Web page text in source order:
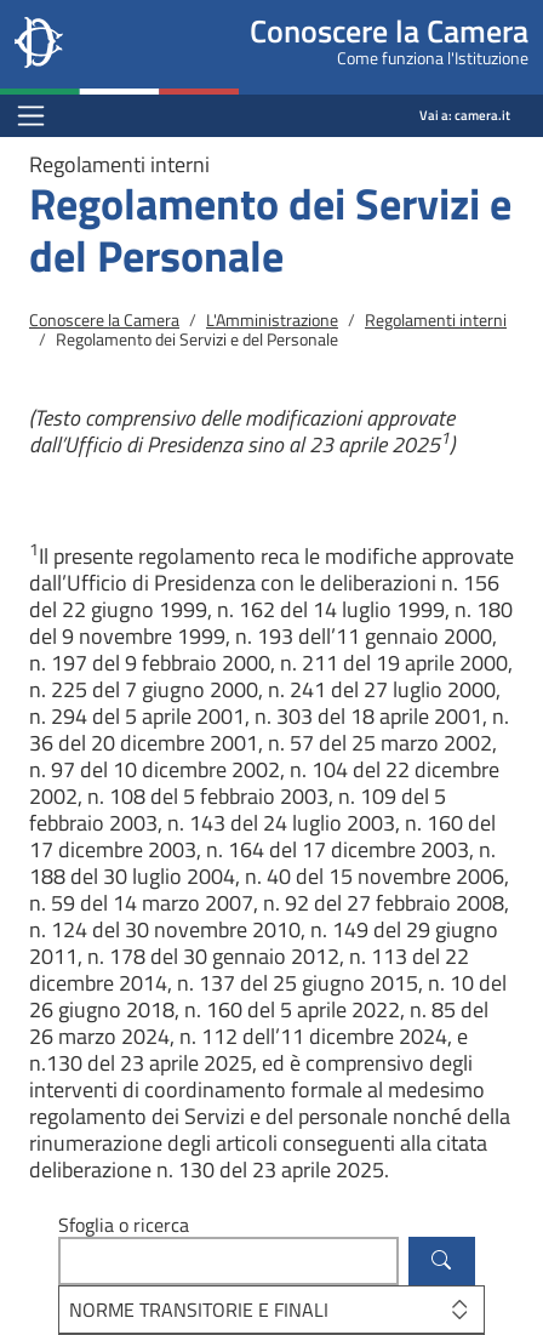
Salta al contenuto principale
Salta al menu di navigazione
Site
header
block
Camera dei deputati
Conoscere la Camera
Come funziona l'Istituzione
Menu Bar block Vai a:camera.it
Regolamenti interni
Regolamento dei Servizi e
del Personale
Briciole di pane
Conoscere la Camera L'Amministrazione Regolamenti interni
Regolamento dei Servizi e del Personale
(Testo comprensivo delle modificazioni approvate
dall’Ufficio di Presidenza sino al 23 aprile 20251)
1Il presente regolamento reca le modifiche approvate
dall’Ufficio di Presidenza con le deliberazioni n. 156
del 22 giugno 1999, n. 162 del 14 luglio 1999, n. 180
del 9 novembre 1999, n. 193 dell’11 gennaio 2000,
n. 197 del 9 febbraio 2000, n. 211 del 19 aprile 2000,
n. 225 del 7 giugno 2000, n. 241 del 27 luglio 2000,
n. 294 del 5 aprile 2001, n. 303 del 18 aprile 2001, n.
36 del 20 dicembre 2001, n. 57 del 25 marzo 2002,
n. 97 del 10 dicembre 2002, n. 104 del 22 dicembre
2002, n. 108 del 5 febbraio 2003, n. 109 del 5
febbraio 2003, n. 143 del 24 luglio 2003, n. 160 del
17 dicembre 2003, n. 164 del 17 dicembre 2003, n.
188 del 30 luglio 2004, n. 40 del 15 novembre 2006,
n. 59 del 14 marzo 2007, n. 92 del 27 febbraio 2008,
n. 124 del 30 novembre 2010, n. 149 del 29 giugno
2011, n. 178 del 30 gennaio 2012, n. 113 del 22
dicembre 2014, n. 137 del 25 giugno 2015, n. 10 del
26 giugno 2018, n. 160 del 5 aprile 2022, n. 85 del
26 marzo 2024, n. 112 dell’11 dicembre 2024, e
n.130 del 23 aprile 2025, ed è comprensivo degli
interventi di coordinamento formale al medesimo
regolamento dei Servizi e del personale nonché della
rinumerazione degli articoli conseguenti alla citata
deliberazione n. 130 del 23 aprile 2025.
Sfoglia o ricerca
NORME TRANSITORIE E FINALI
Fine pagina
Salta al contenuto principale
Salta al menu di navigazione
Vai a inizio pagina